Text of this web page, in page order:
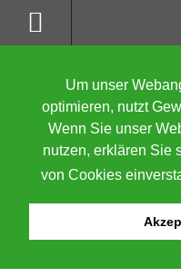
Um unser
optimieren, nutzt
Wenn Sie unser
nutzen, erklären Sie
von Cookies